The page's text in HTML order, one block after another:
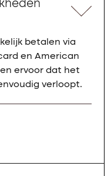
betalen via
en American
ervoor dat het
verloopt.